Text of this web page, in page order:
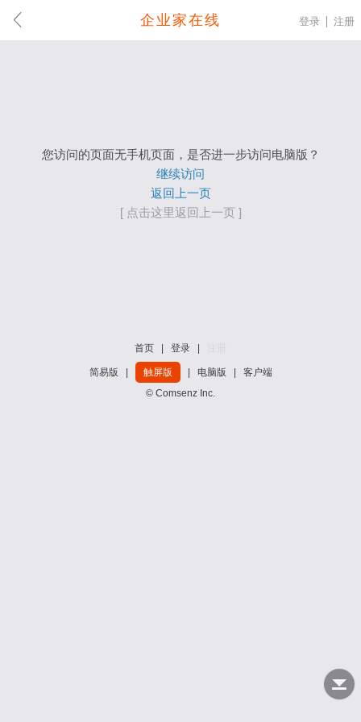
企业家在线 登录 注册
您访问的页面无手机页面，是否进一步访问电脑版？
继续访问
返回上一页
[ 点击这里返回上一页 ]
首页 登录
简易版 触屏版 电脑版
客户端
© Comsenz Inc.